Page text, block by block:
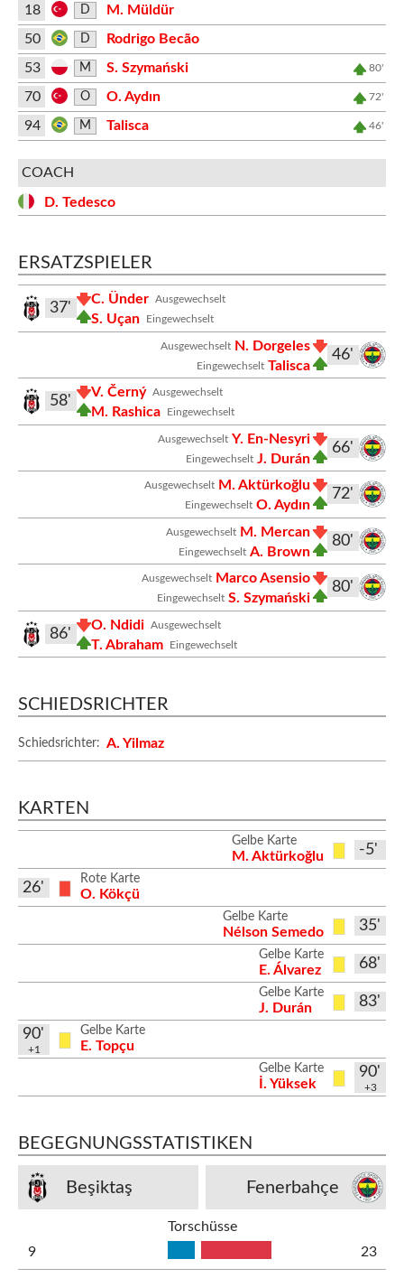
18 D
M. Müldür
50
D
Rodrigo Becão
53
M S. Szymański 80'
70 O O. Aydın 72'
94 M Talisca 46'
COACH
D. Tedesco
ERSATZSPIELER
Ausgewechselt
C. Ünder
Eingewechselt
S. Uçan
37'
46'
Ausgewechselt N. Dorgeles
Eingewechselt Talisca
Ausgewechselt
V. Černý
Eingewechselt
M. Rashica
58'
66'
Ausgewechselt Y. En-Nesyri
Eingewechselt J. Durán
72'
Ausgewechselt M. Aktürkoğlu
Eingewechselt O. Aydın
80'
Ausgewechselt M. Mercan
Eingewechselt A. Brown
80'
Ausgewechselt Marco Asensio
Eingewechselt S. Szymański
Ausgewechselt
O. Ndidi
Eingewechselt
T. Abraham
86'
SCHIEDSRICHTER
Schiedsrichter: A. Yilmaz
KARTEN
-5'
Gelbe Karte
M. Aktürkoğlu
Rote Karte
O. Kökçü
26'
35'
Gelbe Karte
Nélson Semedo
68'
Gelbe Karte
E. Álvarez
83'
Gelbe Karte
J. Durán
Gelbe Karte
E. Topçu
90'
+1
90'
+3
Gelbe Karte
İ. Yüksek
BEGEGNUNGSSTATISTIKEN
Beşiktaş Fenerbahçe
Torschüsse
9
23